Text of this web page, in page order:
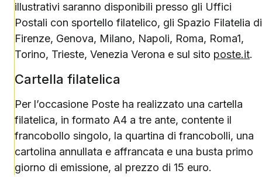
illustrativi saranno disponibili presso gli Uffici
Postali con sportello filatelico, gli Spazio Filatelia di
Firenze, Genova, Milano, Napoli, Roma, Roma1,
Torino, Trieste, Venezia Verona e sul sito poste.it.
Cartella filatelica
Per l’occasione Poste ha realizzato una cartella
filatelica, in formato A4 a tre ante, contente il
francobollo singolo, la quartina di francobolli, una
cartolina annullata e affrancata e una busta primo
giorno di emissione, al prezzo di 15 euro.